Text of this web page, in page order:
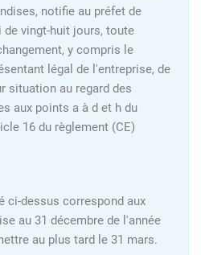
notifie au préfet de
de vingt-huit jours, toute
y compris le
légal de l'entreprise, de
situation au regard des
aux points a à d et h du
16 du règlement (CE)
ci-dessus correspond aux
au 31 décembre de l'année
au plus tard le 31 mars.